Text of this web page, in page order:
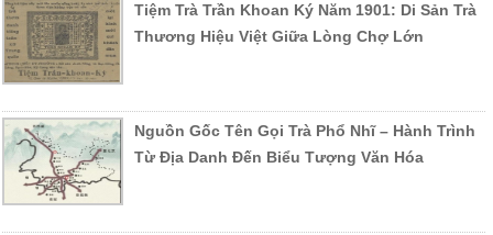
Tiệm Trà Trần Khoan Ký Năm 1901: Di Sản Trà
Thương Hiệu Việt Giữa Lòng Chợ Lớn
Nguồn Gốc Tên Gọi Trà Phổ Nhĩ – Hành Trình
Từ Địa Danh Đến Biểu Tượng Văn Hóa